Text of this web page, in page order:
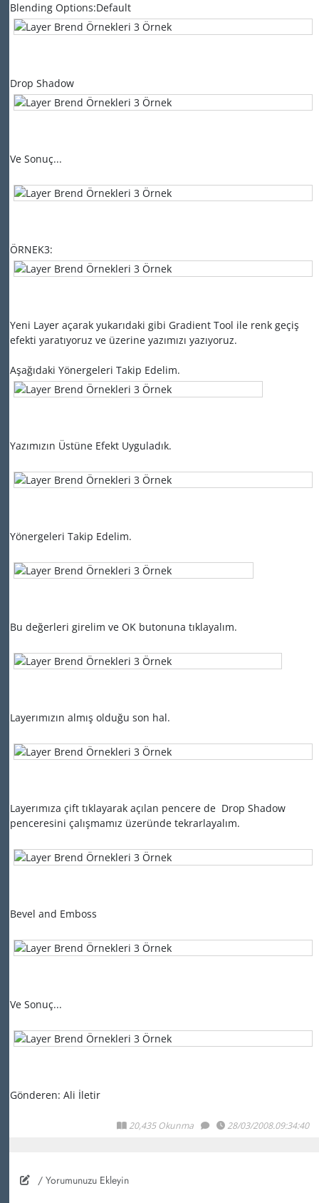
Blending Options:Default
Drop Shadow
Ve Sonuç...
ÖRNEK3:
Yeni Layer açarak yukarıdaki gibi Gradient Tool ile renk geçiş
efekti yaratıyoruz ve üzerine yazımızı yazıyoruz.
Aşağıdaki Yönergeleri Takip Edelim.
Yazımızın Üstüne Efekt Uyguladık.
Yönergeleri Takip Edelim.
Bu değerleri girelim ve OK butonuna tıklayalım.
Layerımızın almış olduğu son hal.
Layerımıza çift tıklayarak açılan pencere de Drop Shadow
penceresini çalışmamız üzeründe tekrarlayalım.
Bevel and Emboss
Ve Sonuç...
Gönderen: Ali İletir
20,435 Okunma 28/03/2008.09:34:40
/ Yorumunuzu Ekleyin